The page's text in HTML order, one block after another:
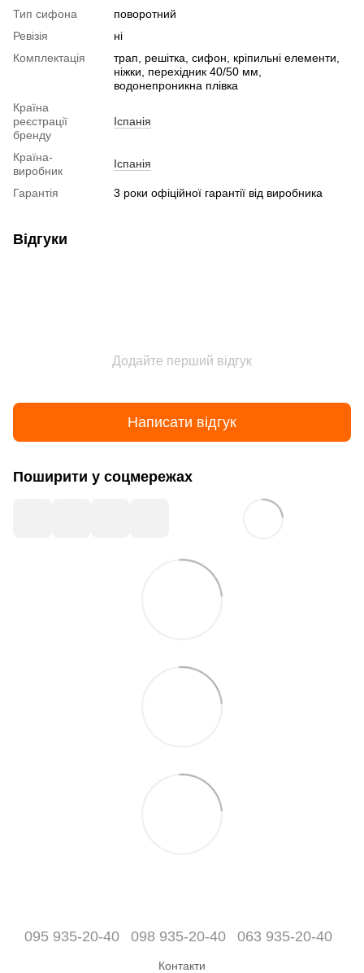
Тип сифона
поворотний
Ревізія
ні
Комплектація
трап, решітка, сифон, кріпильні елементи,
ніжки, перехідник 40/50 мм,
водонепроникна плівка
Країна
реєстрації
бренду
Іспанія
Країна-
виробник
Іспанія
Гарантія 3 роки офіційної гарантії від виробника
Відгуки
Додайте перший відгук
Написати відгук
Поширити у соцмережах
095 935-20-40 098 935-20-40 063 935-20-40
Контакти